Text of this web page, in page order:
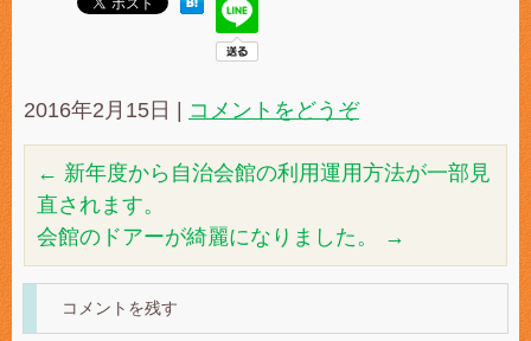
2016年2月15日 コメントをどうぞ
← 新年度から自治会館の利用運用方法が一部見
直されます。
会館のドアーが綺麗になりました。
→
コメントを残す